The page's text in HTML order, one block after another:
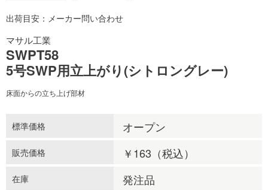
出荷目安：メーカー問い合わせ
マサル工業
SWPT58
5号SWP用立上がり(シトロングレー)
床面からの立ち上げ部材
標準価格 オープン
販売価格 ￥163 （税込）
在庫 発注品